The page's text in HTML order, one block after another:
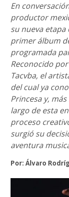
En
productor
su nueva
primer álbum
programada
Reconocido
Tacvba, el
del cual ya
Princesa y,
largo de esta
proceso
surgió su
aventura
Por: Álvaro